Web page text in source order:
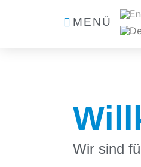
MENÜ
Wir sind